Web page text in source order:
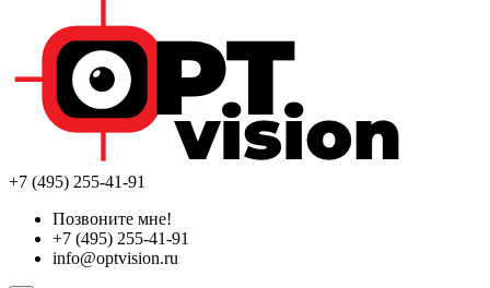
+7 (495) 255-41-91
Позвоните мне!
+7 (495) 255-41-91
info@optvision.ru